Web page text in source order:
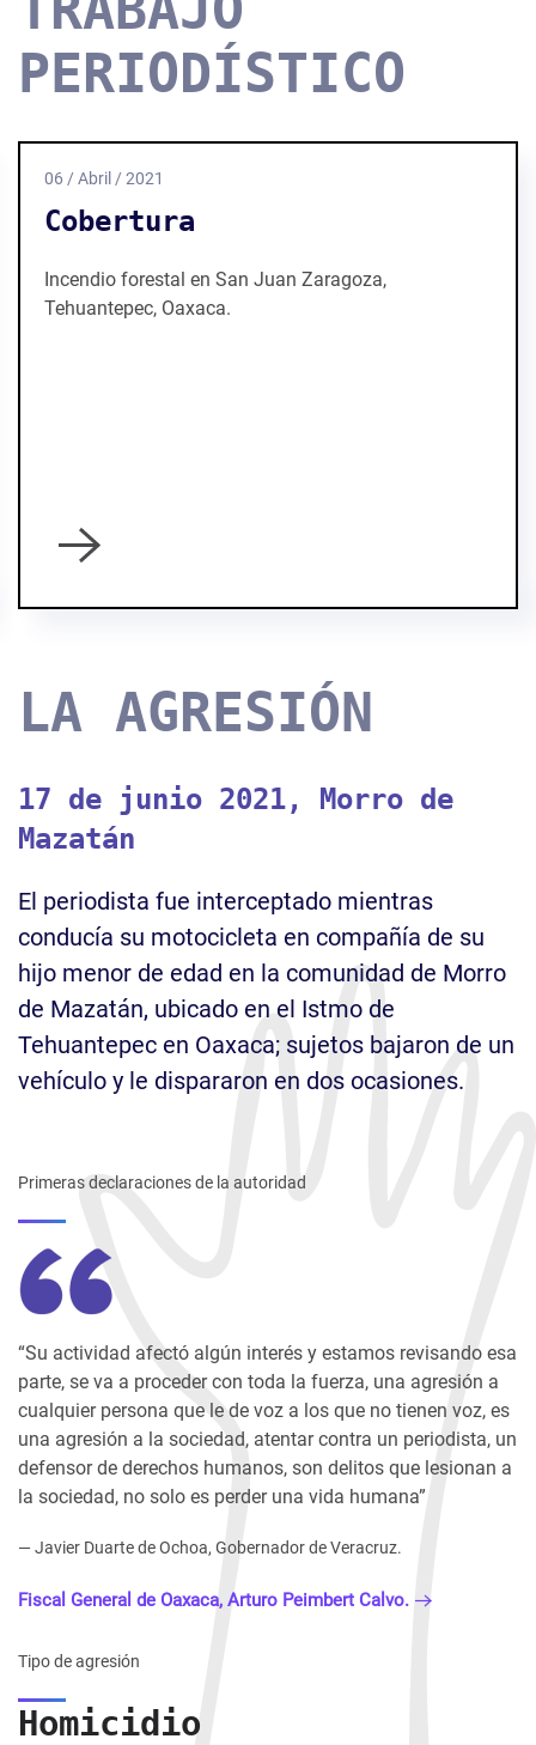
PERIODÍSTICO
06 / Abril / 2021
Cobertura
Incendio forestal en San Juan Zaragoza,
Tehuantepec, Oaxaca.
LA AGRESIÓN
17 de junio 2021, Morro de
Mazatán
El periodista fue interceptado mientras
conducía su motocicleta en compañía de su
hijo menor de edad en la comunidad de Morro
de Mazatán, ubicado en el Istmo de
Tehuantepec en Oaxaca; sujetos bajaron de un
vehículo y le dispararon en dos ocasiones.
Primeras declaraciones de la autoridad
“Su actividad afectó algún interés y estamos revisando esa
parte, se va a proceder con toda la fuerza, una agresión a
cualquier persona que le de voz a los que no tienen voz, es
una agresión a la sociedad, atentar contra un periodista, un
defensor de derechos humanos, son delitos que lesionan a
la sociedad, no solo es perder una vida humana”
— Javier Duarte de Ochoa, Gobernador de Veracruz.
Fiscal General de Oaxaca, Arturo Peimbert Calvo.
Tipo de agresión
Homicidio